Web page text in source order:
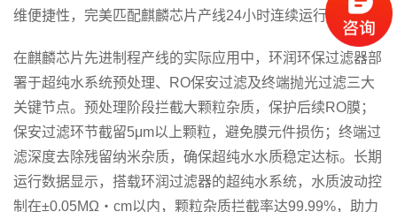
维便捷性，完美匹配麒麟芯片产线24小时连续运行需求。
在麒麟芯片先进制程产线的实际应用中，环润环保过滤器部
署于超纯水系统预处理、RO保安过滤及终端抛光过滤三大
关键节点。预处理阶段拦截大颗粒杂质，保护后续RO膜；
保安过滤环节截留5μm以上颗粒，避免膜元件损伤；终端过
滤深度去除残留纳米杂质，确保超纯水水质稳定达标。长期
运行数据显示，搭载环润过滤器的超纯水系统，水质波动控
制在±0.05MΩ・cm以内，颗粒杂质拦截率达99.99%，助力